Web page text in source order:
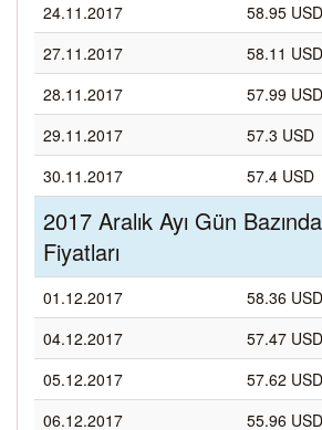
24.11.2017
58.95 USD
27.11.2017
58.11 USD
28.11.2017
57.99 USD
29.11.2017
57.3 USD
30.11.2017
57.4 USD
2017 Aralık Ayı Gün
Fiyatları
01.12.2017
58.36 USD
04.12.2017
57.47 USD
05.12.2017
57.62 USD
06.12.2017
55.96 USD